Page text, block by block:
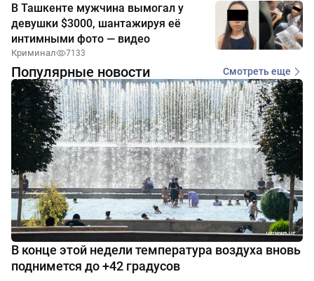
В Ташкенте мужчина вымогал у
девушки $3000, шантажируя её
интимными фото — видео
Криминал 7133
Популярные новости Смотреть еще
В конце этой недели температура воздуха вновь
поднимется до +42 градусов